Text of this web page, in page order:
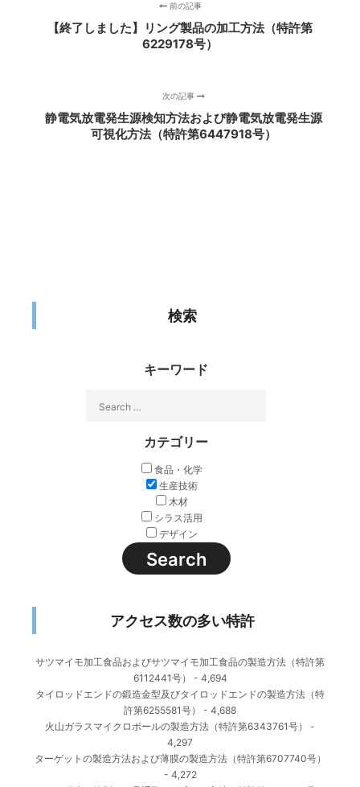
前の記事
【終了しました】リング製品の加工方法（特許第
6229178号）
次の記事
静電気放電発生源検知方法および静電気放電発生源
可視化方法（特許第6447918号）
検索
キーワード
カテゴリー
食品・化学
生産技術
木材
シラス活用
デザイン
アクセス数の多い特許
サツマイモ加工食品およびサツマイモ加工食品の製造方法（特許第
6112441号）
- 4,694
タイロッドエンドの鍛造金型及びタイロッドエンドの製造方法（特
許第6255581号）
- 4,688
火山ガラスマイクロボールの製造方法（特許第6343761号）
-
4,297
ターゲットの製造方法および薄膜の製造方法（特許第6707740号）
- 4,272